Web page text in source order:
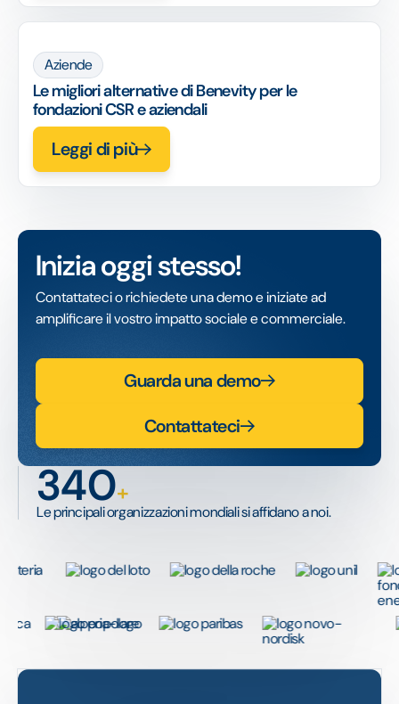
Aziende
Le migliori alternative di Benevity per le
fondazioni CSR e aziendali
Leggi di più
Inizia oggi stesso!
Contattateci o richiedete una demo e iniziate ad
amplificare il vostro impatto sociale e commerciale.
Guarda una demo
Contattateci
340+
Le principali organizzazioni mondiali si affidano a noi.